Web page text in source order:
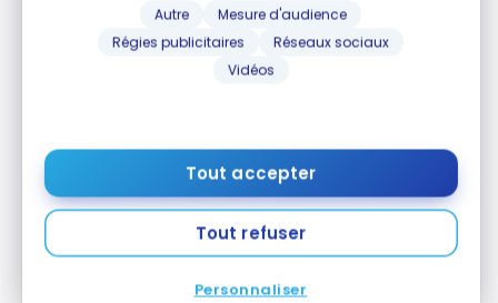
Autre
Mesure d'audience
Régies publicitaires
Réseaux sociaux
Vidéos
Tout accepter
Tout refuser
Personnaliser
stratégies de points, miles et cartes de
crédit, livrées chaque semaine dans votre
boîte courriel.
M'ABONNER
En vous abonnant, vous recevrez nos infolettres et contenus
promotionnels et acceptez nos